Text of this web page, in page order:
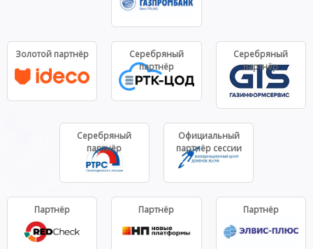
Золотой партнёр
Серебряный
партнёр
Серебряный
партнёр
Серебряный
партнёр
Официальный
партнёр сессии
Партнёр Партнёр Партнёр